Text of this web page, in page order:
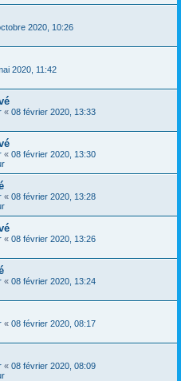
2020, 10:26
2020, 11:42
« 08 février 2020, 13:33
« 08 février 2020, 13:30
« 08 février 2020, 13:28
« 08 février 2020, 13:26
« 08 février 2020, 13:24
« 08 février 2020, 08:17
« 08 février 2020, 08:09